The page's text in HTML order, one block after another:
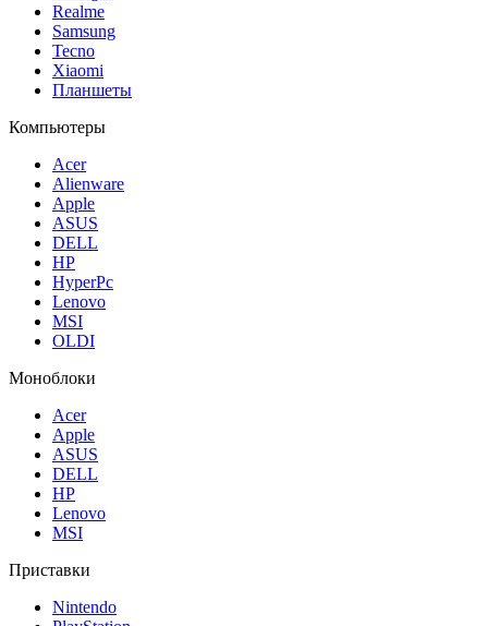
Realme
Samsung
Tecno
Xiaomi
Планшеты
Компьютеры
Acer
Alienware
Apple
ASUS
DELL
HP
HyperPc
Lenovo
MSI
OLDI
Моноблоки
Acer
Apple
ASUS
DELL
HP
Lenovo
MSI
Приставки
Nintendo